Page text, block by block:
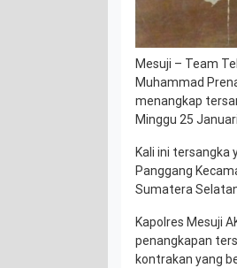
Mesuji – Team
Muhammad
menangkap
Minggu 25
Kali ini tersangka
Panggang
Sumatera
Kapolres Mesuji
penangkapan
kontrakan yang